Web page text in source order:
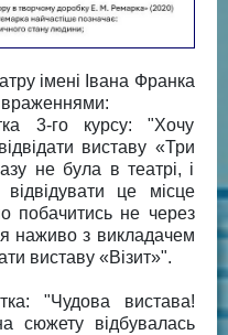
імені Івана Франка
враженнями:
3-го курсу: "Хочу
виставу «Три
не була в театрі, і
це місце
побачитись не через
наживо з викладачем
виставу «Візит»".
"Чудова вистава!
сюжету відбувалась